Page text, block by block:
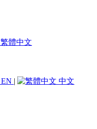
繁體中文
EN | 中文